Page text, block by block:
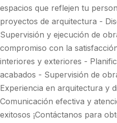
espacios que reflejen tu
proyectos de arquitectura -
Supervisión y ejecución de
compromiso con la
interiores y exteriores -
acabados - Supervisión de
Experiencia en arquitectura y
Comunicación efectiva y
exitosos ¡Contáctanos para